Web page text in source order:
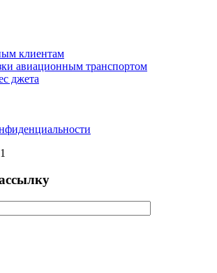
клиентам
авиационным транспортом
джета